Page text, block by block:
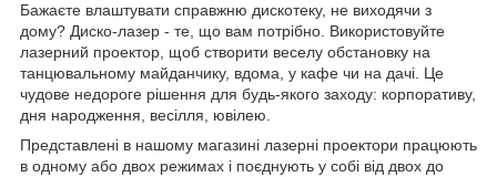
Бажаєте влаштувати справжню дискотеку, не виходячи з
дому? Диско-лазер - те, що вам потрібно. Використовуйте
лазерний проектор, щоб створити веселу обстановку на
танцювальному майданчику, вдома, у кафе чи на дачі. Це
чудове недороге рішення для будь-якого заходу: корпоративу,
дня народження, весілля, ювілею.
Представлені в нашому магазині лазерні проектори працюють
в одному або двох режимах і поєднують у собі від двох до